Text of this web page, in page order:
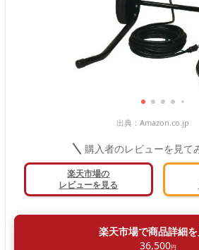
出典： Amazon.co.jp
購入者のレビューを見て
楽天市場の
レビューを見る
楽天市場で商品詳細
36,500円